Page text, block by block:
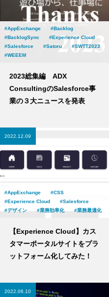
AppExchange
Backlog
BacklogSync
Experience Cloud
Salesforce
Satoru
SWTT2023
WEEEM
2023総集編 ADX
ConsultingのSalesforce事
業の３大ニュースを発表
2022.12.09
AppExchange
CSS
Experience Cloud
Salesforce
デザイン
業務効率化 業務最適化
【Experience Cloud】カス
タマーポータルサイトをプラ
ットフォーム化してみた！
2022.06.10